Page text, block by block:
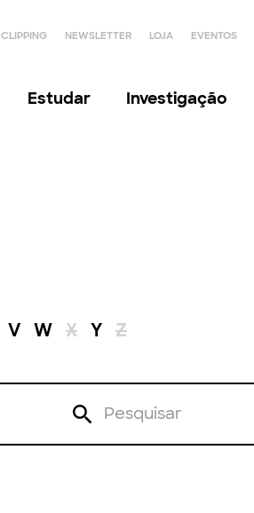
CLIPPING NEWSLETTER LOJA EVENTOS
Estudar Investigação
V W X Y Z